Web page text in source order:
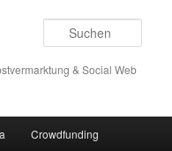
& Social Web
Crowdfunding